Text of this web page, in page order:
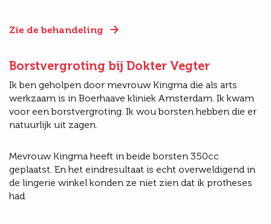
Zie de behandeling
Borstvergroting bij Dokter Vegter
Ik ben geholpen door mevrouw Kingma die als arts
werkzaam is in Boerhaave kliniek Amsterdam. Ik kwam
voor een borstvergroting. Ik wou borsten hebben die er
natuurlijk uit zagen.
Mevrouw Kingma heeft in beide borsten 350cc
geplaatst. En het eindresultaat is echt overweldigend in
de lingerie winkel konden ze niet zien dat ik protheses
had.